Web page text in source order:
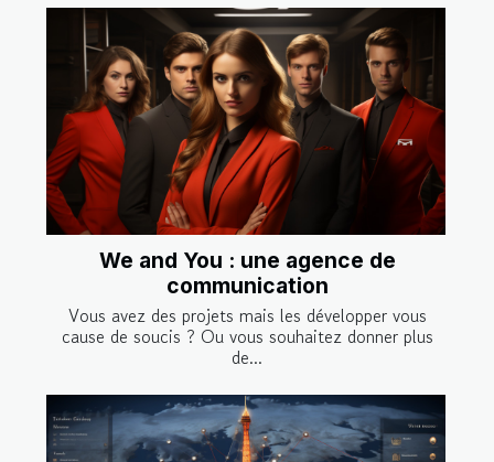
We and You : une agence de
communication
Vous avez des projets mais les développer vous
cause de soucis ? Ou vous souhaitez donner plus
de...